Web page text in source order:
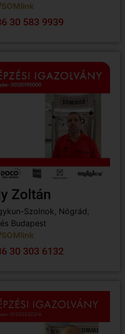
SOMlink
30 583 9939
Zoltán
Szolnok, Nógrád,
Budapest
SOMlink
30 303 6132